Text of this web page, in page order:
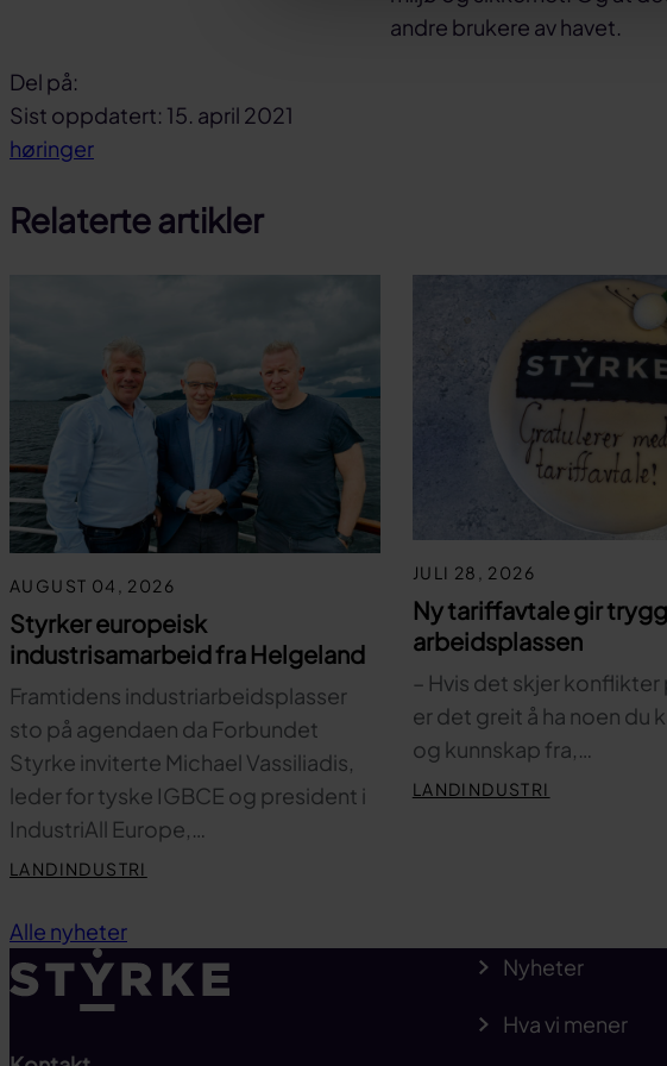
andre brukere av havet.
Del på:
Del
på
Del
på
Del
link
Sist oppdatert: 15. april 2021
høringer
Relaterte artikler
AUGUST 04, 2026
Styrker europeisk
industrisamarbeid fra Helgeland
Framtidens industriarbeidsplasser
sto på agendaen da Forbundet
Styrke inviterte Michael Vassiliadis,
leder for tyske IGBCE og president i
IndustriAll Europe,…
LANDINDUSTRI
JULI 28, 2026
Ny tariffavtale gir
arbeidsplassen
– Hvis det skjer
er det greit å ha noen du
og kunnskap fra,…
LANDINDUSTRI
Alle nyheter
Nyheter
Hva vi mener